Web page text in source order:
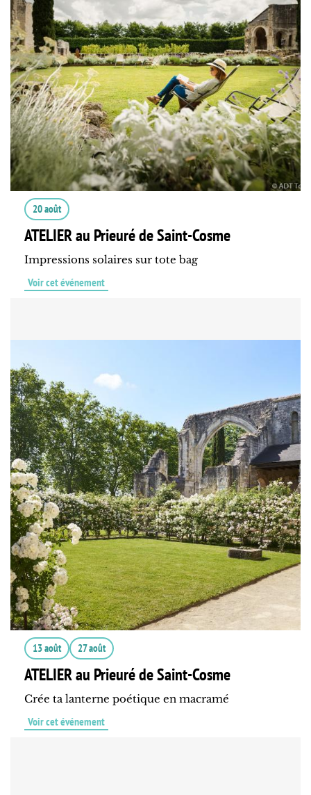
20 août
ATELIER au Prieuré de Saint-Cosme
Impressions solaires sur tote bag
Voir cet événement
13 août 27 août
ATELIER au Prieuré de Saint-Cosme
Crée ta lanterne poétique en macramé
Voir cet événement